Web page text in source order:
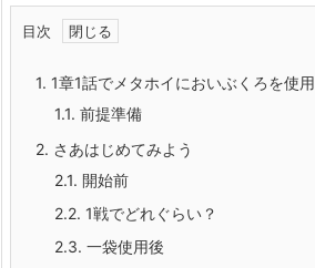
目次
1. 1章1話でメタホイにおいぶくろを使用
1.1. 前提準備
2. さあはじめてみよう
2.1. 開始前
2.2. 1戦でどれぐらい？
2.3. 一袋使用後